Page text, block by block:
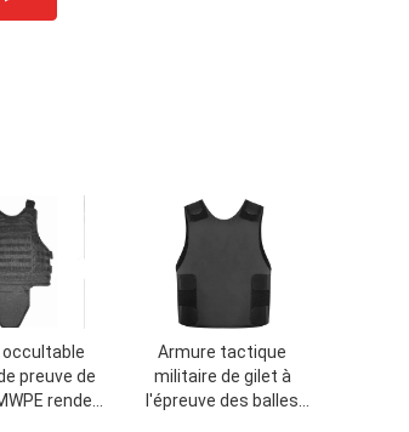
occultable
preuve de
rendent
Armure tactique
militaire de gilet à
l'épreuve des balles